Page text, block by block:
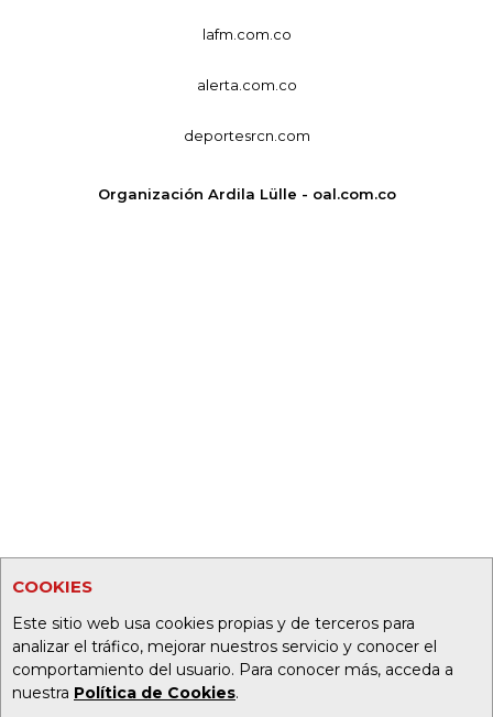
COOKIES
Este sitio web usa cookies propias y de terceros para
analizar el tráfico, mejorar nuestros servicio y conocer el
comportamiento del usuario. Para conocer más, acceda a
nuestra Política de Cookies.
lafm.com.co
alerta.com.co
deportesrcn.com
Organización Ardila Lülle - oal.com.co